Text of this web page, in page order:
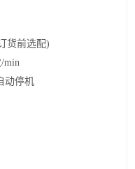
货前选配)
/min
动停机